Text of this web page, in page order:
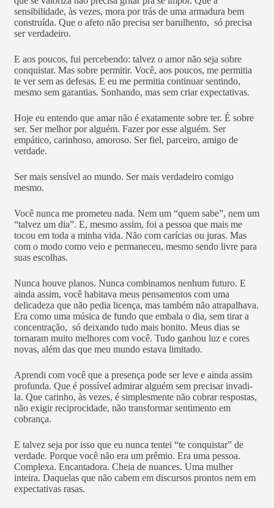
sensibilidade, às vezes, mora por trás de uma armadura bem
construída. Que o afeto não precisa ser barulhento, só precisa
ser verdadeiro.
E aos poucos, fui percebendo: talvez o amor não seja sobre
conquistar. Mas sobre permitir. Você, aos poucos, me permitia
te ver sem as defesas. E eu me permitia continuar sentindo,
mesmo sem garantias. Sonhando, mas sem criar expectativas.
Hoje eu entendo que amar não é exatamente sobre ter. É sobre
ser. Ser melhor por alguém. Fazer por esse alguém. Ser
empático, carinhoso, amoroso. Ser fiel, parceiro, amigo de
verdade.
Ser mais sensível ao mundo. Ser mais verdadeiro comigo
mesmo.
Você nunca me prometeu nada. Nem um “quem sabe”, nem um
“talvez um dia”. E, mesmo assim, foi a pessoa que mais me
tocou em toda a minha vida. Não com carícias ou juras. Mas
com o modo como veio e permaneceu, mesmo sendo livre para
suas escolhas.
Nunca houve planos. Nunca combinamos nenhum futuro. E
ainda assim, você habitava meus pensamentos com uma
delicadeza que não pedia licença, mas também não atrapalhava.
Era como uma música de fundo que embala o dia, sem tirar a
concentração, só deixando tudo mais bonito. Meus dias se
tornaram muito melhores com você. Tudo ganhou luz e cores
novas, além das que meu mundo estava limitado.
Aprendi com você que a presença pode ser leve e ainda assim
profunda. Que é possível admirar alguém sem precisar invadi-
la. Que carinho, às vezes, é simplesmente não cobrar respostas,
não exigir reciprocidade, não transformar sentimento em
cobrança.
E talvez seja por isso que eu nunca tentei “te conquistar” de
verdade. Porque você não era um prêmio. Era uma pessoa.
Complexa. Encantadora. Cheia de nuances. Uma mulher
inteira. Daquelas que não cabem em discursos prontos nem em
expectativas rasas.